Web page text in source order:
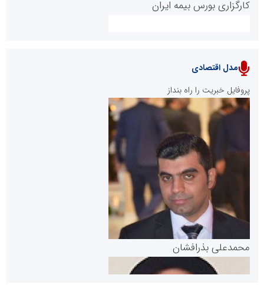
پایگاه خبری نهضت ملی مسکن
پایگاه خبری گفتمان یزد
کارگزاری بورس بیمه ایران
سازمان بورس و اوراق بهادار
مرجع اخبار موثق در بازارسرمایه
مدل اقتصادی
پروفایل خبریت را راه بنداز
محمدعلی بذرافشان